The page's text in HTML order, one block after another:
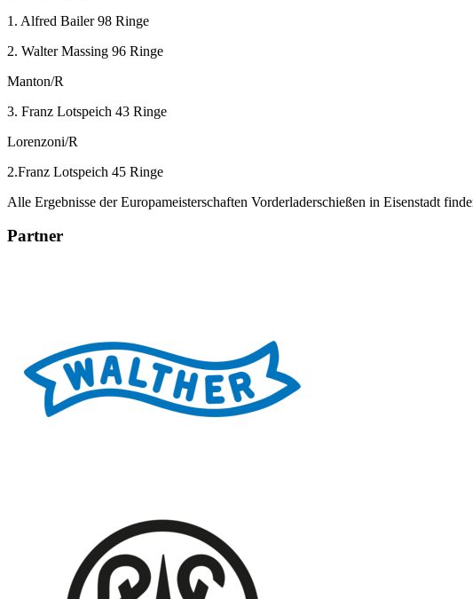
1. Alfred Bailer 98 Ringe
2. Walter Massing 96 Ringe
Manton/R
3. Franz Lotspeich 43 Ringe
Lorenzoni/R
2.Franz Lotspeich 45 Ringe
Alle Ergebnisse der Europameisterschaften Vorderladerschießen in Eisenstadt
Partner